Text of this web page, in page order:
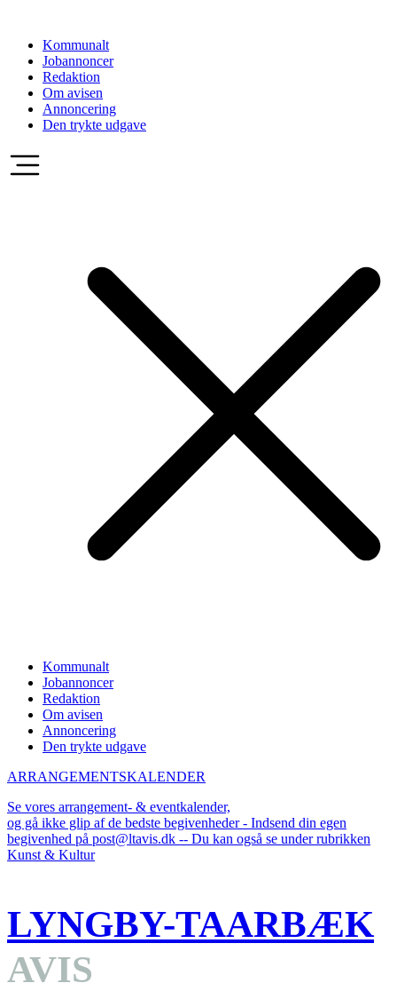
indholdKommunalt
Jobannoncer
Redaktion
Om avisen
Annoncering
Den trykte udgave
Kommunalt
Jobannoncer
Redaktion
Om avisen
Annoncering
Den trykte udgave
ARRANGEMENTSKALENDER
Se vores arrangement- & eventkalender,
og gå ikke glip af de bedste begivenheder - Indsend din egen
begivenhed på post@ltavis.dk -- Du kan også se under rubrikken
Kunst & Kultur
LYNGBY-TAARBÆK
AVIS